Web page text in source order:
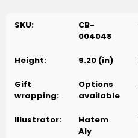
SKU:
CB-
004048
Height: 9.20 (in)
Gift
wrapping:
Options
available
Illustrator:
Hatem
Aly